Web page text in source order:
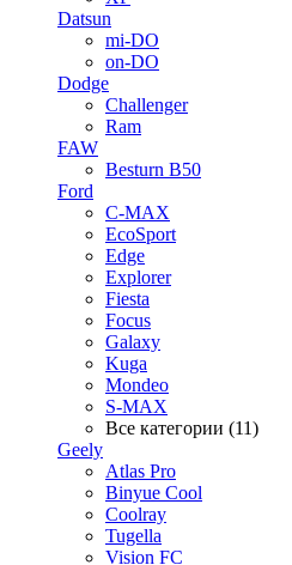
Datsun
mi-DO
on-DO
Dodge
Challenger
Ram
FAW
Besturn B50
Ford
C-MAX
EcoSport
Edge
Explorer
Fiesta
Focus
Galaxy
Kuga
Mondeo
S-MAX
Все категории (11)
Geely
Atlas Pro
Binyue Cool
Coolray
Tugella
Vision FC